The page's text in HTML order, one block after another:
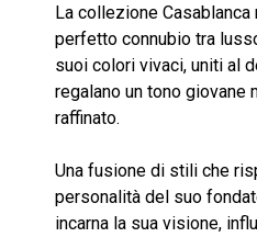
La collezione
perfetto connubio tra
suoi colori vivaci, uniti al
regalano un tono giovane
raffinato.
Una fusione di stili che
personalità del suo
incarna la sua visione,